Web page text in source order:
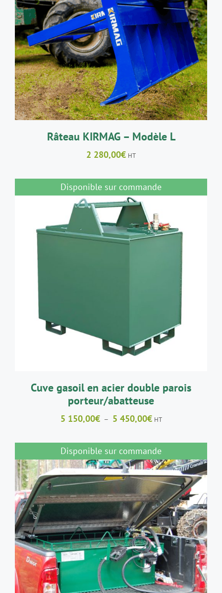
AJOUTER AU PANIER / DÉTAILS
Râteau KIRMAG – Modèle L
2 280,00€ HT
Disponible sur commande
Cuve gasoil en acier double parois
porteur/abatteuse
5 150,00€ – 5 450,00€Plage
prix :
5
150,00€
à
5
450,00€
HT
Disponible sur commande
DÉTAILS